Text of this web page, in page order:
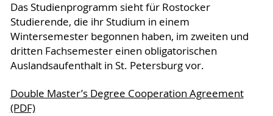
Das Studienprogramm sieht für Rostocker
Studierende, die ihr Studium in einem
Wintersemester begonnen haben, im zweiten und
dritten Fachsemester einen obligatorischen
Auslandsaufenthalt in St. Petersburg vor.
Double Master’s Degree Cooperation Agreement
(PDF)